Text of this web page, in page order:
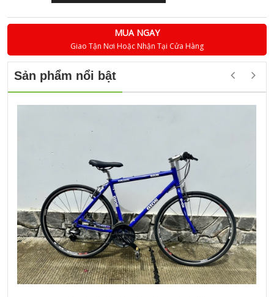
MUA NGAY
Giao Tận Nơi Hoặc Nhận Tại Cửa Hàng
Sản phẩm nổi bật